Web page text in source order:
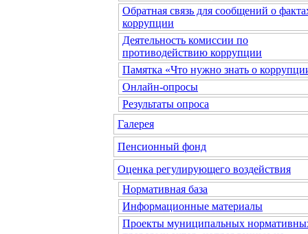
Обратная связь для сообщений о
коррупции
Деятельность комиссии по
противодействию коррупции
Памятка «Что нужно знать о
Онлайн-опросы
Результаты опроса
Галерея
Пенсионный фонд
Оценка регулирующего воздействия
Нормативная база
Информационные материалы
Проекты муниципальных